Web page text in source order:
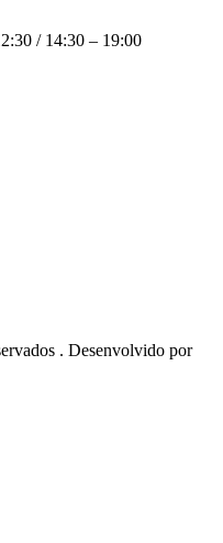
/ 14:30 – 19:00
. Desenvolvido por